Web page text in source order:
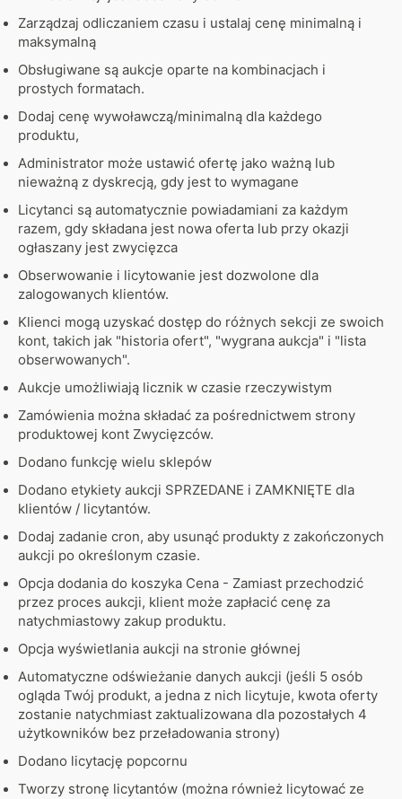
Zarządzaj odliczaniem czasu i ustalaj cenę minimalną i
maksymalną
Obsługiwane są aukcje oparte na kombinacjach i
prostych formatach.
Dodaj cenę wywoławczą/minimalną dla każdego
produktu,
Administrator może ustawić ofertę jako ważną lub
nieważną z dyskrecją, gdy jest to wymagane
Licytanci są automatycznie powiadamiani za każdym
razem, gdy składana jest nowa oferta lub przy okazji
ogłaszany jest zwycięzca
Obserwowanie i licytowanie jest dozwolone dla
zalogowanych klientów.
Klienci mogą uzyskać dostęp do różnych sekcji ze swoich
kont, takich jak "historia ofert", "wygrana aukcja" i "lista
obserwowanych".
Aukcje umożliwiają licznik w czasie rzeczywistym
Zamówienia można składać za pośrednictwem strony
produktowej kont Zwycięzców.
Dodano funkcję wielu sklepów
Dodano etykiety aukcji SPRZEDANE i ZAMKNIĘTE dla
klientów / licytantów.
Dodaj zadanie cron, aby usunąć produkty z zakończonych
aukcji po określonym czasie.
Opcja dodania do koszyka Cena - Zamiast przechodzić
przez proces aukcji, klient może zapłacić cenę za
natychmiastowy zakup produktu.
Opcja wyświetlania aukcji na stronie głównej
Automatyczne odświeżanie danych aukcji (jeśli 5 osób
ogląda Twój produkt, a jedna z nich licytuje, kwota oferty
zostanie natychmiast zaktualizowana dla pozostałych 4
użytkowników bez przeładowania strony)
Dodano licytację popcornu
Tworzy stronę licytantów (można również licytować ze